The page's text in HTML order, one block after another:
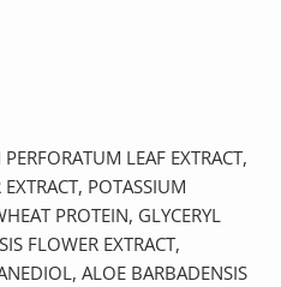
LEAF EXTRACT,
POTASSIUM
PROTEIN, GLYCERYL
FLOWER EXTRACT,
ALOE BARBADENSIS